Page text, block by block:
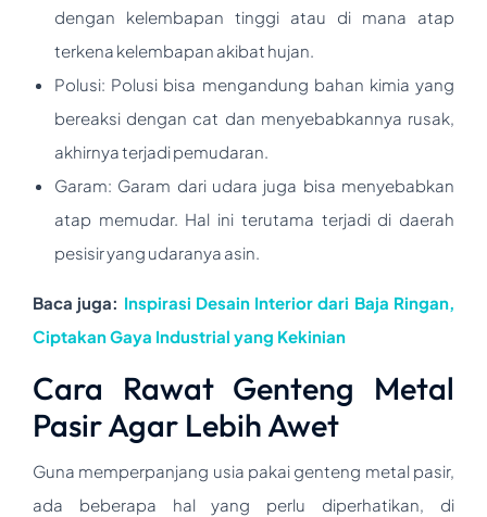
dengan kelembapan tinggi atau di mana atap
terkena kelembapan akibat hujan.
Polusi: Polusi bisa mengandung bahan kimia yang
bereaksi dengan cat dan menyebabkannya rusak,
akhirnya terjadi pemudaran.
Garam: Garam dari udara juga bisa menyebabkan
atap memudar. Hal ini terutama terjadi di daerah
pesisir yang udaranya asin.
Baca juga: Inspirasi Desain Interior dari Baja Ringan,
Ciptakan Gaya Industrial yang Kekinian
Cara Rawat Genteng Metal
Pasir Agar Lebih Awet
Guna memperpanjang usia pakai genteng metal pasir,
ada beberapa hal yang perlu diperhatikan, di